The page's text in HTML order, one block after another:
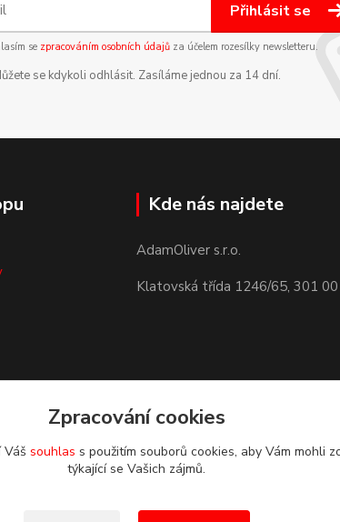
Přihlásit se
se zpracováním osobních údajůza účelem rozesílky newsletteru.
se kdykoli odhlásit. Zasíláme jednou za 14 dní.
Kde nás najdete
AdamOliver s.r.o.
Klatovská třída 1246/65, 301
Zpracování cookies
souhlas s použitím souborů cookies, aby Vám mohli
týkající se Vašich zájmů.